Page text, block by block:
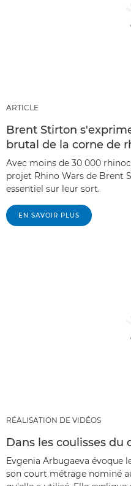
ARTICLE
Brent Stirton
brutal de la corne de
Avec moins de 30 000
projet Rhino Wars de Brent
essentiel sur leur sort.
EN SAVOIR PLUS
RÉALISATION DE VIDÉOS
Dans les coulisses
Evgenia Arbugaeva évoque
son court métrage nominé